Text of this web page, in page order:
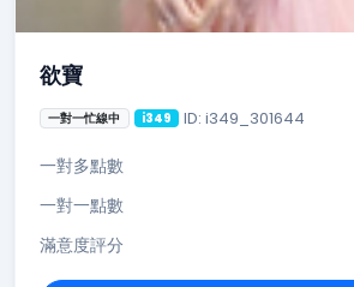
欲寶
一對一忙線中 i349 ID: i349_301644
一對多點數
一對一點數
滿意度評分